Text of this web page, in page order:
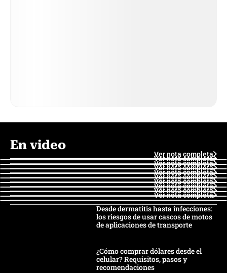
En video
Ver nota completa
Ver nota completa
Ver nota completa
Ver nota completa
Ver nota completa
Ver nota completa
Ver nota completa
Ver nota completa
Ver nota completa
Ver nota completa
Desde dermatitis hasta infecciones:
los riesgos de usar cascos de motos
de aplicaciones de transporte
¿Cómo comprar dólares desde el
celular? Requisitos, pasos y
recomendaciones